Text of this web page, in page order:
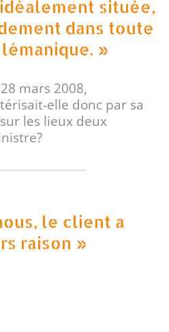
située,
dans toute
»
mars 2008,
elle donc par sa
les lieux deux
le client a
raison »